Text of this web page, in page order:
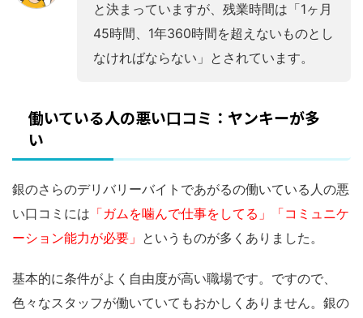
と決まっていますが、残業時間は「1ヶ月
45時間、1年360時間を超えないものとし
なければならない」とされています。
働いている人の悪い口コミ：ヤンキーが多
い
銀のさらのデリバリーバイトであがるの働いている人の悪
い口コミには 「ガムを噛んで仕事をしてる」「コミュニケ
ーション能力が必要」 というものが多くありました。
基本的に条件がよく自由度が高い職場です。ですので、
色々なスタッフが働いていてもおかしくありません。銀の